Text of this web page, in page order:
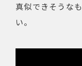
真似できそうな
い。